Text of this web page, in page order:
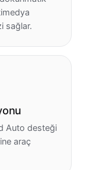
sağlar.
Auto desteği
araç